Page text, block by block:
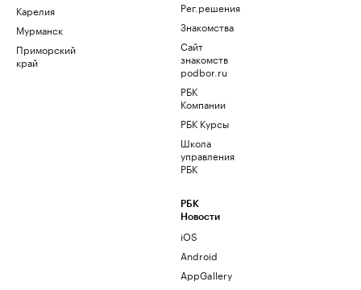
Карелия
Мурманск
Приморский
край
Рег.решения
Знакомства
Сайт
знакомств
podbor.ru
РБК
Компании
РБК Курсы
Школа
управления
РБК
РБК
Новости
iOS
Android
AppGallery